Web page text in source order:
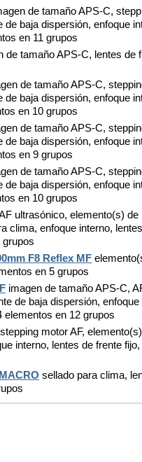
de tamaño APS-C,
de baja dispersión, enfoque
en 11 grupos
de tamaño APS-C, lentes de
de tamaño APS-C,
de baja dispersión, enfoque
en 10 grupos
de tamaño APS-C,
de baja dispersión, enfoque
en 9 grupos
de tamaño APS-C,
de baja dispersión, enfoque
en 10 grupos
ultrasónico, elemento(s) de
clima, enfoque interno,
grupos
F8 Reflex MF
en 5 grupos
imagen de tamaño APS-C,
de baja dispersión, enfoque
elementos en 12 grupos
stepping motor AF,
interno, lentes de frente fijo,
sellado para clima,